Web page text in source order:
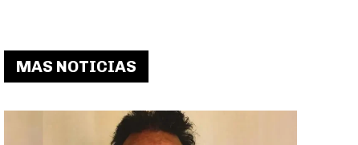
MAS NOTICIAS